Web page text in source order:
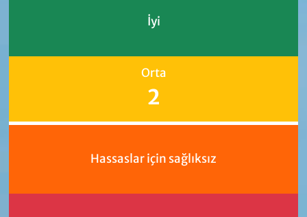
İyi
Orta
2
Hassaslar için sağlıksız